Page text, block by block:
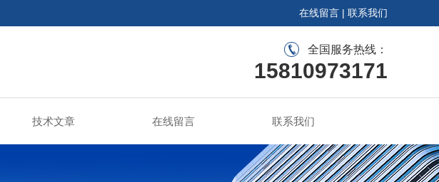
在线留言 | 联系我们
全国服务热线：
15810973171
技术文章 在线留言 联系我们